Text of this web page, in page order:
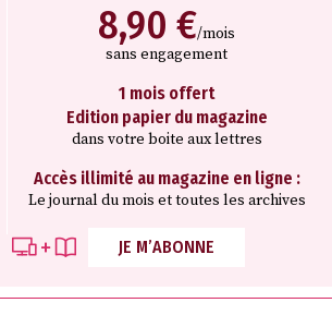
8,90 €/mois
sans engagement
1 mois offert
Edition papier du magazine
dans votre boite aux lettres
Accès illimité au magazine en ligne :
Le journal du mois et toutes les archives
JE M’ABONNE